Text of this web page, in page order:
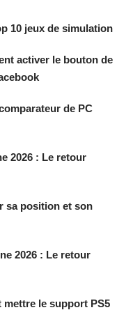
10 jeux de simulation
activer le bouton de
de PC
2026 : Le retour
sa position et son
2026 : Le retour
mettre le support PS5